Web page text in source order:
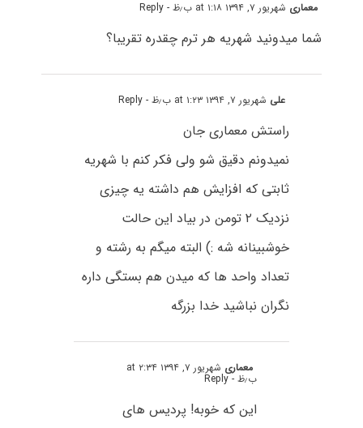
معماری شهریور ۷, ۱۳۹۴ at ۱:۱۸ ب٫ظ - Reply
شما میدونید شهریه هر ترم چقدره تقریبا؟
علی شهریور ۷, ۱۳۹۴ at ۱:۲۳ ب٫ظ - Reply
راستش معماری جان
نمیدونم دقیق شو ولی فکر کنم با شهریه
ثابتی که افزایش هم داشته یه چیزی
نزدیک ۲ تومن در بیاد این حالت
خوشبینانه شه :) البته میگم به رشته و
تعداد واحد ها که میدن هم بستگی داره
نگران نباشید خدا بزرگه
معماری شهریور ۷, ۱۳۹۴ at ۲:۳۴
ب٫ظ - Reply
این که خوبه! پردیس های